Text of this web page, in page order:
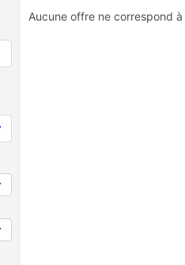
Aucune offre ne correspond